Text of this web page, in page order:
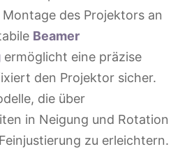
des Projektors an
Beamer
ermöglicht eine präzise
den Projektor sicher.
die über
in Neigung und Rotation
zu erleichtern.